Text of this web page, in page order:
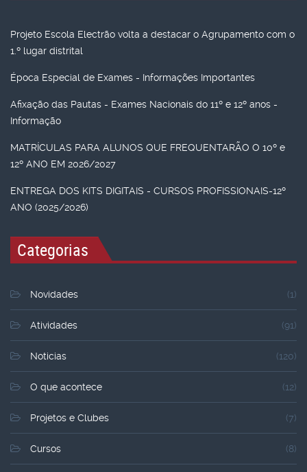
Projeto Escola Electrão volta a destacar o Agrupamento com o
1.º lugar distrital
Época Especial de Exames - Informações Importantes
Afixação das Pautas - Exames Nacionais do 11º e 12º anos -
Informação
MATRÍCULAS PARA ALUNOS QUE FREQUENTARÃO O 10º e
12º ANO EM 2026/2027
ENTREGA DOS KITS DIGITAIS - CURSOS PROFISSIONAIS-12º
ANO (2025/2026)
Categorias
Novidades (1)
Atividades (91)
Noticias (120)
O que acontece (12)
Projetos e Clubes (7)
Cursos (8)